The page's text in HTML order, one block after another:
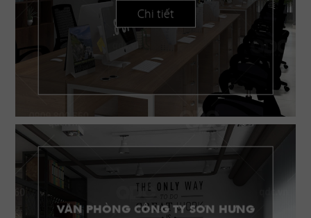
Chi tiết
VĂN PHÒNG CÔNG TY SƠN HƯNG